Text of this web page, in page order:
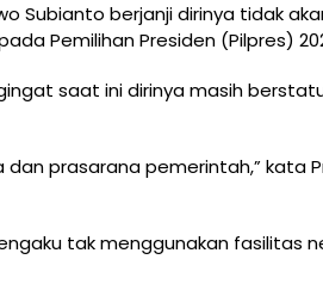
Subianto berjanji dirinya tidak
Pemilihan Presiden (Pilpres)
saat ini dirinya masih
dan prasarana pemerintah,” kata
tak menggunakan fasilitas